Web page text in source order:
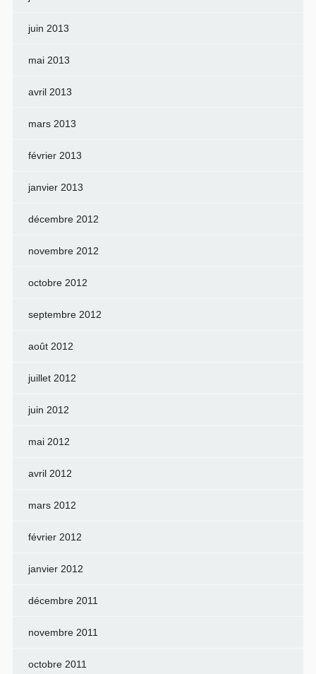
juin 2013
mai 2013
avril 2013
mars 2013
février 2013
janvier 2013
décembre 2012
novembre 2012
octobre 2012
septembre 2012
août 2012
juillet 2012
juin 2012
mai 2012
avril 2012
mars 2012
février 2012
janvier 2012
décembre 2011
novembre 2011
octobre 2011